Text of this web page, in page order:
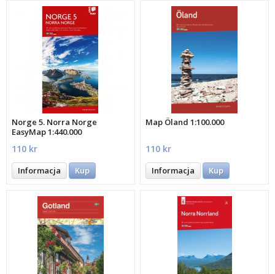
Norge 5. Norra Norge
EasyMap 1:440.000
110 kr
Informacja Kup
Map Öland 1:100.000
110 kr
Informacja Kup